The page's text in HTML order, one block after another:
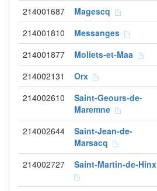
214001687 Magescq
214001810 Messanges
214001877 Moliets-et-Maa
214002131 Orx
214002610
Saint-Geours-de-
Maremne
214002644
Saint-Jean-de-
Marsacq
214002727 Saint-Martin-de-Hinx